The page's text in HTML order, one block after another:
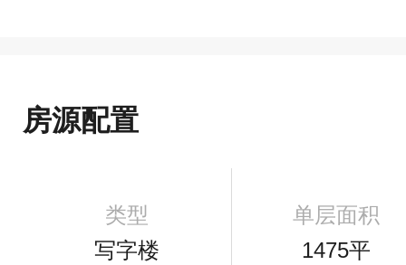
房源配置
类型
写字楼
单层面积
1475平